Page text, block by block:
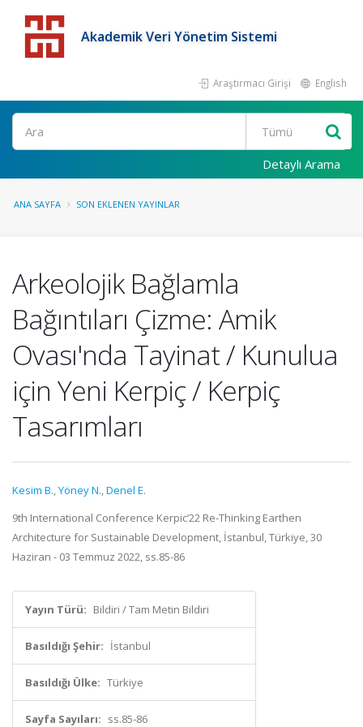
Akademik Veri Yönetim Sistemi
Araştırmacı Girişi English
Detaylı Arama
ANA SAYFA SON EKLENEN YAYINLAR
Arkeolojik Bağlamla
Bağıntıları Çizme: Amik
Ovası'nda Tayinat / Kunulua
için Yeni Kerpiç / Kerpiç
Tasarımları
Kesim B.,Yöney N.,Denel E.
9th International Conference Kerpic’22 Re-Thinking Earthen
Architecture for Sustainable Development, İstanbul, Türkiye, 30
Haziran - 03 Temmuz 2022, ss.85-86
Yayın Türü: Bildiri / Tam Metin Bildiri
Basıldığı Şehir: İstanbul
Basıldığı Ülke: Türkiye
Sayfa Sayıları: ss.85-86